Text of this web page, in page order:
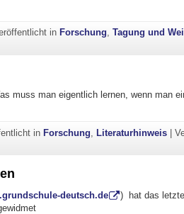
Listening Association lädt ein
in Forschung,Tagung und
muss man eigentlich lernen, wenn man
in Forschung Literaturhinweis |
deutsch.de
) hat das